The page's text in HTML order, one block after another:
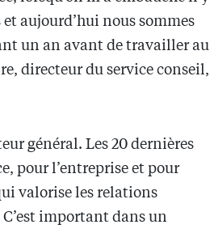
aujourd’hui nous sommes
un an avant de travailler au
directeur du service conseil,
général. Les 20 dernières
pour l’entreprise et pour
valorise les relations
important dans un